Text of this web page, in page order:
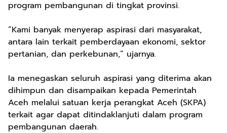
program pembangunan di tingkat provinsi.
“Kami banyak menyerap aspirasi dari masyarakat,
antara lain terkait pemberdayaan ekonomi, sektor
pertanian, dan perkebunan,” ujarnya.
Ia menegaskan seluruh aspirasi yang diterima akan
dihimpun dan disampaikan kepada Pemerintah
Aceh melalui satuan kerja perangkat Aceh (SKPA)
terkait agar dapat ditindaklanjuti dalam program
pembangunan daerah.